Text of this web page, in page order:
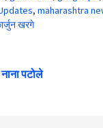
, maharashtra
खरगे
पटोले